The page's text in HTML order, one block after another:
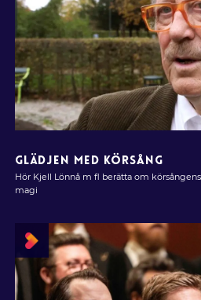
GLÄDJEN MED KÖRSÅNG
Hör Kjell Lönnå m fl berätta om körsångens
magi